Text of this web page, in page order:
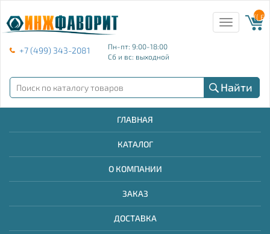
+7 (499) 343-2081
Пн-пт: 9:00-18:00
Сб и вс: выходной
Toggle
navigation
{{
Найти
ГЛАВНАЯ
КАТАЛОГ
О КОМПАНИИ
ЗАКАЗ
ДОСТАВКА